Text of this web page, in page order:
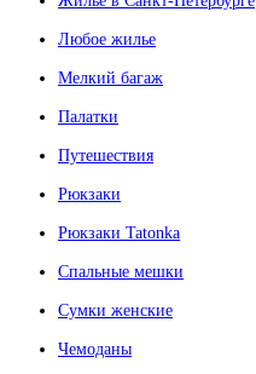
Любое жилье
Мелкий багаж
Палатки
Путешествия
Рюкзаки
Рюкзаки Tatonka
Спальные мешки
Сумки женские
Чемоданы